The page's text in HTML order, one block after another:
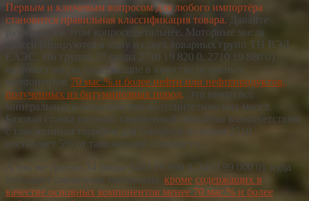
Первым и ключевым вопросом для любого импортёра
становится правильная классификация товара. Давайте
разберемся в этом вопросе детальнее. Моторные масла
классифицируются в одну из двух товарных групп ТН ВЭД
ЕАЭС, это группа 27 (коды 2710 19 820 0, 2710 19 880 0)
включает масла, содержащие в качестве основных
компонентов 70 мас.% и более нефти или нефтепродуктов,
полученных из битуминозных пород. Это почти все
минеральные и большинство полусинтетических масел.
Базовая ставка ввозной таможенной пошлины в соответствии
с таможенным тарифом для товарной позиции 2710
составляет 5% от таможенной стоимости.
А так же группа 34 (коды 3403 19 900 0, 3403 99 000 0), куда
попадают смазочные материалы, кроме содержащих в
качестве основных компонентов менее 70 мас.% и более